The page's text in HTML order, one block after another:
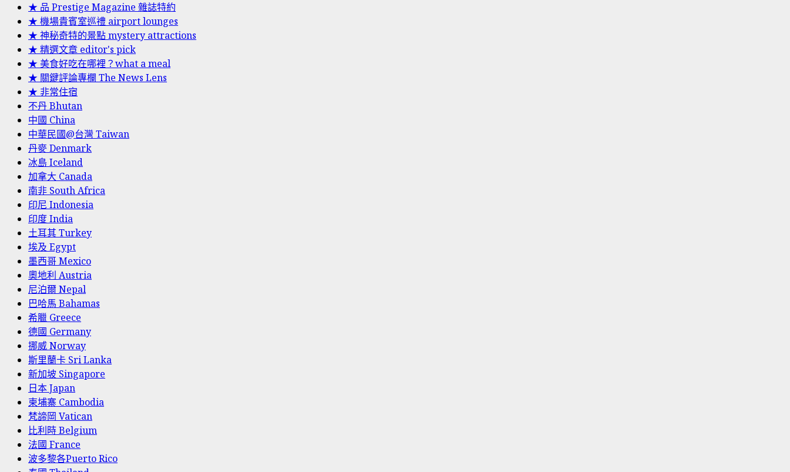
★ 品 Prestige Magazine 雜誌特約
★ 機場貴賓室巡禮 airport lounges
★ 神秘奇特的景點 mystery attractions
★ 精選文章 editor's pick
★ 美食好吃在哪裡？what a meal
★ 關鍵評論專欄 The News Lens
★ 非常住宿
不丹 Bhutan
中國 China
中華民國@台灣 Taiwan
丹麥 Denmark
冰島 Iceland
加拿大 Canada
南非 South Africa
印尼 Indonesia
印度 India
土耳其 Turkey
埃及 Egypt
墨西哥 Mexico
奧地利 Austria
尼泊爾 Nepal
巴哈馬 Bahamas
希臘 Greece
德國 Germany
挪威 Norway
斯里蘭卡 Sri Lanka
新加坡 Singapore
日本 Japan
柬埔寨 Cambodia
梵諦岡 Vatican
比利時 Belgium
法國 France
波多黎各Puerto Rico